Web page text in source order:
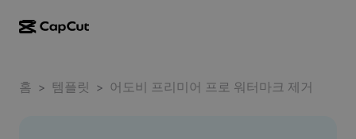
CapCut 데스크톱
소셜 미디어 템플릿
홈 > 템플릿 > 어도비 프리미어 프로 워터마크 제거